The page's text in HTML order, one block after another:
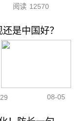
阅读 12570
是中国好？
08-05